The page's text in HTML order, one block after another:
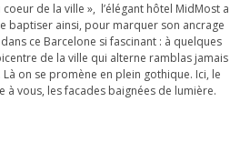
de la ville », l’élégant hôtel MidMost a
baptiser ainsi, pour marquer son ancrage
ce Barcelone si fascinant : à quelques
de la ville qui alterne ramblas jamais
on se promène en plein gothique. Ici, le
à vous, les facades baignées de lumière.